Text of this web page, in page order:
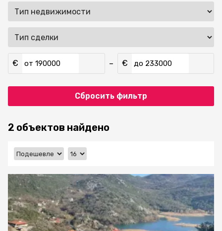
€ от – € до
Сбросить фильтр
2 объектов найдено